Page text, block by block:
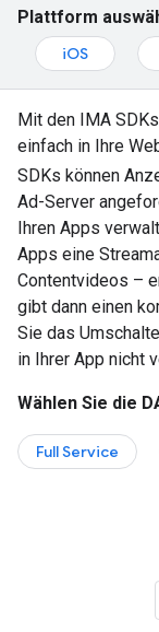
Plattform
iOS
Mit den IMA
einfach in Ihre
SDKs können
Ad-Server
Ihren Apps
Apps eine
Contentvideos –
gibt dann einen
Sie das
in Ihrer App nicht
Wählen Sie die
Full Service